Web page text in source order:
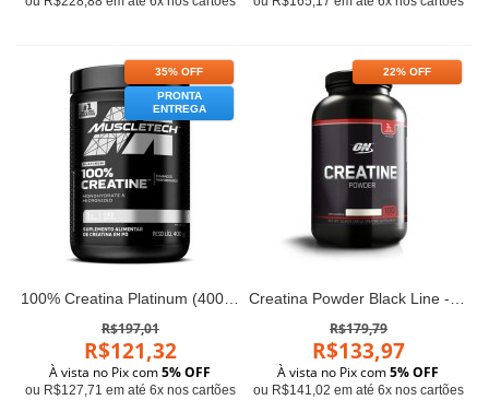
35% OFF
PRONTA
ENTREGA
100% Creatina Platinum (400g) - Muscletech
R$197,01
R$121,32
À vista no Pix com5% OFF
ou R$127,71 em até 6x nos cartões
22% OFF
Creatina Powder Black Line - 300g - Optimum Nutrition
R$179,79
R$133,97
À vista no Pix com5% OFF
ou R$141,02 em até 6x nos cartões